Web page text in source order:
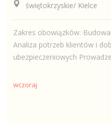
świętokrzyskie/ Kielce
Zakres obowiązków:
Analiza potrzeb klientów i
ubezpieczeniowych
wczoraj